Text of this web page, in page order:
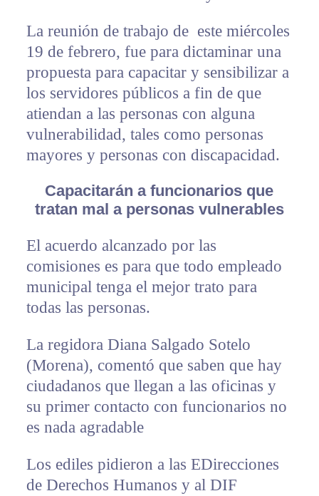
La reunión de trabajo de este miércoles
19 de febrero, fue para dictaminar una
propuesta para capacitar y sensibilizar a
los servidores públicos a fin de que
atiendan a las personas con alguna
vulnerabilidad, tales como personas
mayores y personas con discapacidad.
Capacitarán a funcionarios que
tratan mal a personas vulnerables
El acuerdo alcanzado por las
comisiones es para que todo empleado
municipal tenga el mejor trato para
todas las personas.
La regidora Diana Salgado Sotelo
(Morena), comentó que saben que hay
ciudadanos que llegan a las oficinas y
su primer contacto con funcionarios no
es nada agradable
Los ediles pidieron a las EDirecciones
de Derechos Humanos y al DIF